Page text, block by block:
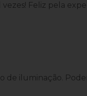
Feliz pela
iluminação.